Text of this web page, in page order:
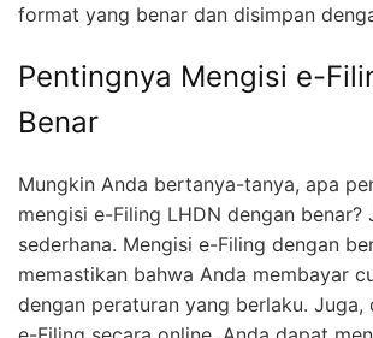
format yang benar dan disimpan
Pentingnya Mengisi e-
Benar
Mungkin Anda bertanya-tanya, apa
mengisi e-Filing LHDN dengan benar?
sederhana. Mengisi e-Filing dengan
memastikan bahwa Anda membayar
dengan peraturan yang berlaku. Juga,